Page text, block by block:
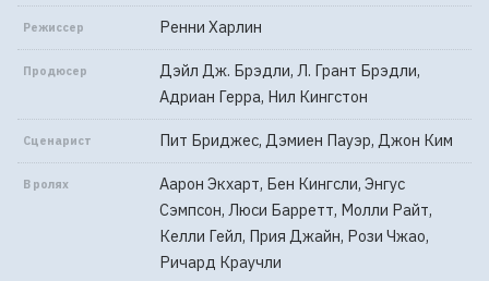
Режиссер Ренни Харлин
Продюсер
Дэйл Дж. Брэдли, Л. Грант Брэдли,
Адриан Герра, Нил Кингстон
Сценарист Пит Бриджес, Дэмиен Пауэр, Джон Ким
В ролях
Аарон Экхарт, Бен Кингсли, Энгус
Сэмпсон, Люси Барретт, Молли Райт,
Келли Гейл, Прия Джайн, Рози Чжао,
Ричард Краучли